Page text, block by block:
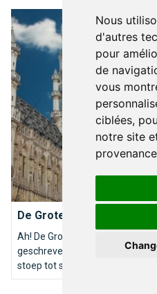
Nous
d'autres
pour
de
vous
ciblées,
notre site
De Grote Markt in al haar
Ah! De Grote Markt van Brussel.
geschreven, zo vaak is ze
stoep tot stoep.
De Grote Markt in al haar